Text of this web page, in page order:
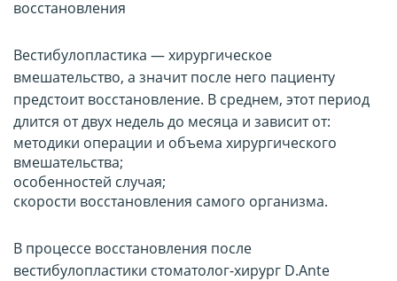
восстановления
Вестибулопластика — хирургическое
вмешательство, а значит после него пациенту
предстоит восстановление. В среднем, этот период
длится от двух недель до месяца и зависит от:
методики операции и объема хирургического
вмешательства;
особенностей случая;
скорости восстановления самого организма.
В процессе восстановления после
вестибулопластики стоматолог-хирург D.Ante